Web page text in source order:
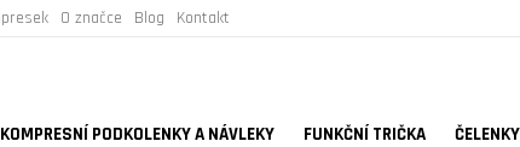
O značce Blog Kontakt
KOMPRESNÍ PODKOLENKY A NÁVLEKY FUNKČNÍ TRIČKA